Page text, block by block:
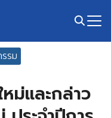
รม
ม่และกล่าว